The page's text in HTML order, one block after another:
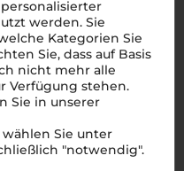
werden. Sie
Kategorien Sie
Sie, dass auf Basis
nicht mehr alle
Verfügung stehen.
Sie in unserer
wählen Sie unter
"notwendig".